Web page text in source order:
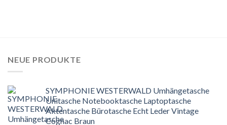
NEUE PRODUKTE
SYMPHONIE WESTERWALD Umhängetasche
Unitasche Notebooktasche Laptoptasche
Aktentasche Bürotasche Echt Leder Vintage
Cognac Braun